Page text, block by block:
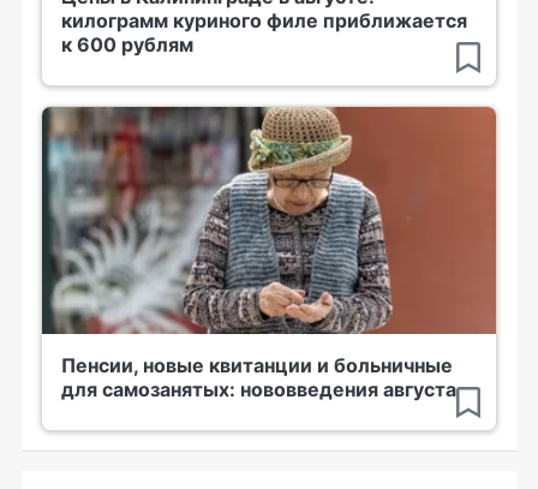
килограмм куриного филе приближается
к 600 рублям
Пенсии, новые квитанции и больничные
для самозанятых: нововведения августа